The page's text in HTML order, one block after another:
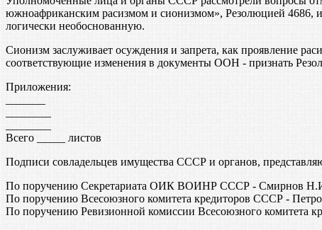
южноафриканским расизмом и сионизмом», Резолюцией 4686,
логически необоснованную.
Сионизм заслуживает осуждения и запрета, как проявление
соответствующие изменения в документы ООН - признать
Приложения:
Всего _____ листов
Подписи совладельцев имущества СССР и органов,
По поручению Секретариата ОИК ВОИНР СССР - Смирнов Н.И.
По поручению Всесоюзного комитета кредиторов СССР -
По поручению Ревизионной комиссии Всесоюзного комитета